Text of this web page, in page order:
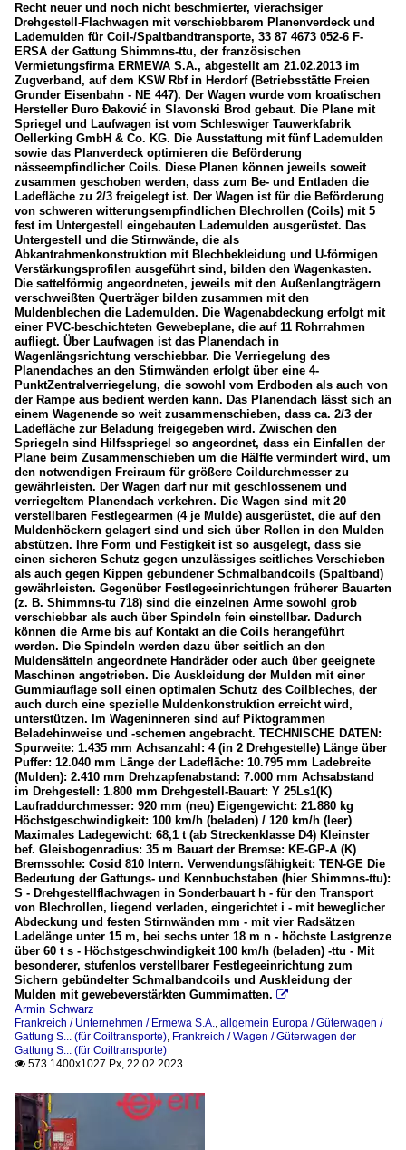
Recht neuer und noch nicht beschmierter, vierachsiger
Drehgestell-Flachwagen mit verschiebbarem Planenverdeck und
Lademulden für Coil-/Spaltbandtransporte, 33 87 4673 052-6 F-
ERSA der Gattung Shimmns-ttu, der französischen
Vermietungsfirma ERMEWA S.A., abgestellt am 21.02.2013 im
Zugverband, auf dem KSW Rbf in Herdorf (Betriebsstätte Freien
Grunder Eisenbahn - NE 447). Der Wagen wurde vom kroatischen
Hersteller Đuro Đaković in Slavonski Brod gebaut. Die Plane mit
Spriegel und Laufwagen ist vom Schleswiger Tauwerkfabrik
Oellerking GmbH & Co. KG. Die Ausstattung mit fünf Lademulden
sowie das Planverdeck optimieren die Beförderung
nässeempfindlicher Coils. Diese Planen können jeweils soweit
zusammen geschoben werden, dass zum Be- und Entladen die
Ladefläche zu 2/3 freigelegt ist. Der Wagen ist für die Beförderung
von schweren witterungsempfindlichen Blechrollen (Coils) mit 5
fest im Untergestell eingebauten Lademulden ausgerüstet. Das
Untergestell und die Stirnwände, die als
Abkantrahmenkonstruktion mit Blechbekleidung und U-förmigen
Verstärkungsprofilen ausgeführt sind, bilden den Wagenkasten.
Die sattelförmig angeordneten, jeweils mit den Außenlangträgern
verschweißten Querträger bilden zusammen mit den
Muldenblechen die Lademulden. Die Wagenabdeckung erfolgt mit
einer PVC-beschichteten Gewebeplane, die auf 11 Rohrrahmen
aufliegt. Über Laufwagen ist das Planendach in
Wagenlängsrichtung verschiebbar. Die Verriegelung des
Planendaches an den Stirnwänden erfolgt über eine 4-
PunktZentralverriegelung, die sowohl vom Erdboden als auch von
der Rampe aus bedient werden kann. Das Planendach lässt sich an
einem Wagenende so weit zusammenschieben, dass ca. 2/3 der
Ladefläche zur Beladung freigegeben wird. Zwischen den
Spriegeln sind Hilfsspriegel so angeordnet, dass ein Einfallen der
Plane beim Zusammenschieben um die Hälfte vermindert wird, um
den notwendigen Freiraum für größere Coildurchmesser zu
gewährleisten. Der Wagen darf nur mit geschlossenem und
verriegeltem Planendach verkehren. Die Wagen sind mit 20
verstellbaren Festlegearmen (4 je Mulde) ausgerüstet, die auf den
Muldenhöckern gelagert sind und sich über Rollen in den Mulden
abstützen. Ihre Form und Festigkeit ist so ausgelegt, dass sie
einen sicheren Schutz gegen unzulässiges seitliches Verschieben
als auch gegen Kippen gebundener Schmalbandcoils (Spaltband)
gewährleisten. Gegenüber Festlegeeinrichtungen früherer Bauarten
(z. B. Shimmns-tu 718) sind die einzelnen Arme sowohl grob
verschiebbar als auch über Spindeln fein einstellbar. Dadurch
können die Arme bis auf Kontakt an die Coils herangeführt
werden. Die Spindeln werden dazu über seitlich an den
Muldensätteln angeordnete Handräder oder auch über geeignete
Maschinen angetrieben. Die Auskleidung der Mulden mit einer
Gummiauflage soll einen optimalen Schutz des Coilbleches, der
auch durch eine spezielle Muldenkonstruktion erreicht wird,
unterstützen. Im Wageninneren sind auf Piktogrammen
Beladehinweise und -schemen angebracht. TECHNISCHE DATEN:
Spurweite: 1.435 mm Achsanzahl: 4 (in 2 Drehgestelle) Länge über
Puffer: 12.040 mm Länge der Ladefläche: 10.795 mm Ladebreite
(Mulden): 2.410 mm Drehzapfenabstand: 7.000 mm Achsabstand
im Drehgestell: 1.800 mm Drehgestell-Bauart: Y 25Ls1(K)
Laufraddurchmesser: 920 mm (neu) Eigengewicht: 21.880 kg
Höchstgeschwindigkeit: 100 km/h (beladen) / 120 km/h (leer)
Maximales Ladegewicht: 68,1 t (ab Streckenklasse D4) Kleinster
bef. Gleisbogenradius: 35 m Bauart der Bremse: KE-GP-A (K)
Bremssohle: Cosid 810 Intern. Verwendungsfähigkeit: TEN-GE Die
Bedeutung der Gattungs- und Kennbuchstaben (hier Shimmns-ttu):
S - Drehgestellflachwagen in Sonderbauart h - für den Transport
von Blechrollen, liegend verladen, eingerichtet i - mit beweglicher
Abdeckung und festen Stirnwänden mm - mit vier Radsätzen
Ladelänge unter 15 m, bei sechs unter 18 m n - höchste Lastgrenze
über 60 t s - Höchstgeschwindigkeit 100 km/h (beladen) -ttu - Mit
besonderer, stufenlos verstellbarer Festlegeeinrichtung zum
Sichern gebündelter Schmalbandcoils und Auskleidung der
Mulden mit gewebeverstärkten Gummimatten. 
Armin Schwarz
Frankreich / Unternehmen / Ermewa S.A., allgemein Europa / Güterwagen /
Gattung S... (für Coiltransporte), Frankreich / Wagen / Güterwagen der
Gattung S... (für Coiltransporte)
 573 1400x1027 Px, 22.02.2023